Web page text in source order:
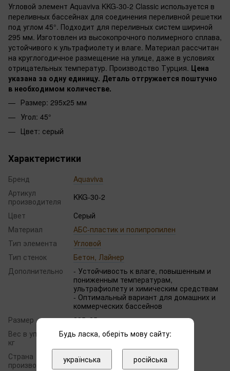
Угловой элемент Aquaviva KKG-30-2 Classic используется в
переливных бассейнах для соединения переливной решетки
под углом 45°. Подходит для переливных систем шириной
295 мм. Изготовлен из высокопрочного полимерного сплава,
устойчивого к ультрафиолету и влаге. Материал рассчитан
на круглогодичное размещение на улице, даже в условиях
отрицательных температур. Производство Турция. Цена
указана за одну единицу. Деталь отгружается поштучно
в необходимом количестве.
Размер: 295х25 мм
Угол: 45°
Цвет: серый
Характеристики
Бренд
Aquaviva
Артикул
производителя
KKG-30-2
Цвет
Серый
Материал
АБС-пластик и полипропилен
Тип элемента
Угловой
Тип стенок
Бетон, Лайнер
Дополнительно
- Устойчивость к влаге, повышенным и
пониженным температурам,
ультрафиолету и химическим средствам
- Оптимальный вариант для домашних и
коммерческих бассейнов
Размер
295х25 мм
Вес в упаковке,
кг
0.50
Страна
производитель
Турция
Будь ласка, оберіть мову сайту:
українська російська